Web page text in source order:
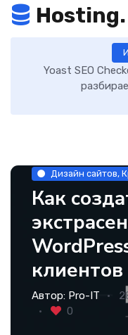
Hosting.
Как включить
загрузку
Дизайн сайтов,
Как
Автор: Pro-IT
0